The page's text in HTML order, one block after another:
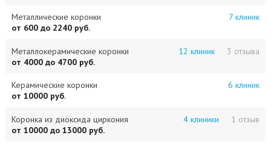
Металлические коронки
7 клиник
от 600 до 2240 руб.
Металлокерамические коронки 3 отзыва
12 клиник
от 4000 до 4700 руб.
Керамические коронки
6 клиник
от 10000 руб.
Коронка из диоксида циркония 1 отзыв
4 клиники
от 10000 до 13000 руб.